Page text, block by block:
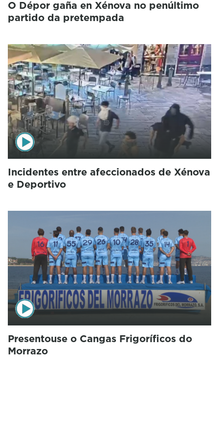
O Dépor gaña en Xénova no penúltimo
partido da pretempada
Incidentes entre afeccionados de Xénova
e Deportivo
Presentouse o Cangas Frigoríficos do
Morrazo